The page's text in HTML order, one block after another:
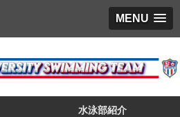
MENU
水泳部紹介